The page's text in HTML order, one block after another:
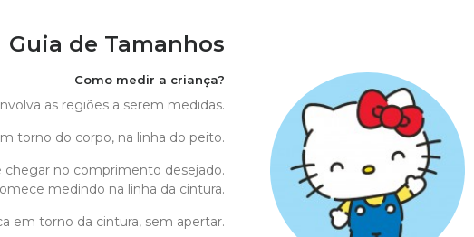
Guia de Tamanhos
Como medir a criança?
as regiões a serem medidas.
torno do corpo, na linha do peito.
no comprimento desejado.
medindo na linha da cintura.
em torno da cintura, sem apertar.